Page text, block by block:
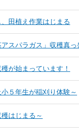
田植え作業はじまる
スパラガス」収穫真っ
が始まっています！
５年生が稲刈り体験～
はじまる～